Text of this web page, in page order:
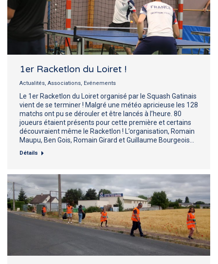
1er Racketlon du Loiret !
Actualités, Associations, Evénements
Le 1er Racketlon du Loiret organisé par le Squash Gatinais
vient de se terminer ! Malgré une météo apricieuse les 128
matchs ont pu se dérouler et être lancés à l’heure. 80
joueurs étaient présents pour cette première et certains
découvraient même le Racketlon ! L’organisation, Romain
Maupu, Ben Gois, Romain Girard et Guillaume Bourgeois…
Détails